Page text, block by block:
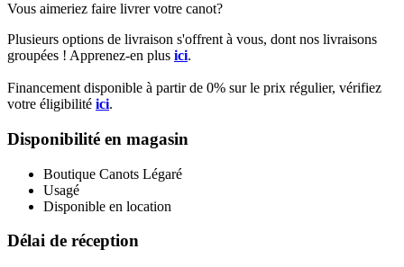
Vous aimeriez faire livrer votre canot?
Plusieurs options de livraison s'offrent à vous, dont nos livraisons
groupées ! Apprenez-en plus ici.
Financement disponible à partir de 0% sur le prix régulier, vérifiez
votre éligibilité ici.
Disponibilité en magasin
Boutique Canots Légaré
Usagé
Disponible en location
Délai de réception